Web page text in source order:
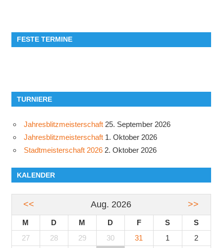
FESTE TERMINE
TURNIERE
Jahresblitzmeisterschaft 25. September 2026
Jahresblitzmeisterschaft 1. Oktober 2026
Stadtmeisterschaft 2026 2. Oktober 2026
KALENDER
<< Aug. 2026 >>
M D M D F S
S
27
28 29 30 31 1
2